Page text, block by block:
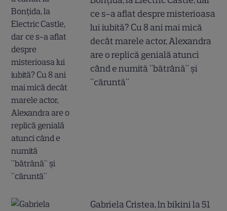
ce s-a aflat despre misterioasa
lui iubită? Cu 8 ani mai mică
decât marele actor, Alexandra
are o replică genială atunci
când e numită "bătrână" și
"căruntă"
Gabriela Cristea, în bikini la 51